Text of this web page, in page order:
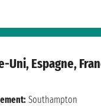
Uni, Espagne,
Southampton